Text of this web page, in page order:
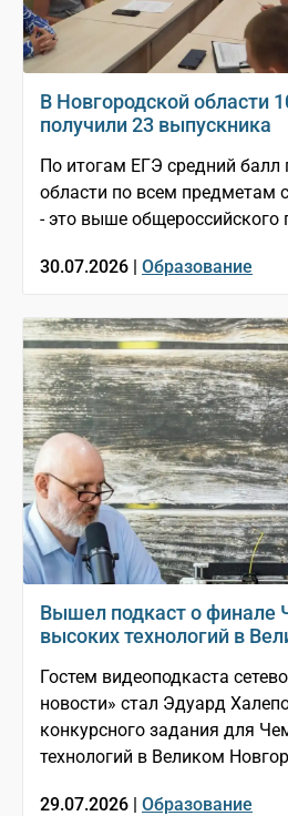
В Новгородской области
получили 23 выпускника
По итогам ЕГЭ средний балл
области по всем предметам
- это выше общероссийского
30.07.2026 | Образование
Вышел подкаст о финале
высоких технологий в
Гостем видеоподкаста
новости» стал Эдуард
конкурсного задания для
технологий в Великом
29.07.2026 | Образование